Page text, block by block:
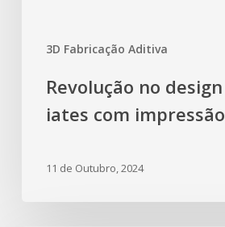
3D Fabricação Aditiva
Revolução no
iates com
11 de Outubro, 2024